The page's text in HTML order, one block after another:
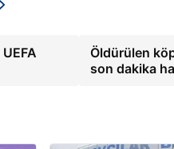
Öldürülen
son dakika